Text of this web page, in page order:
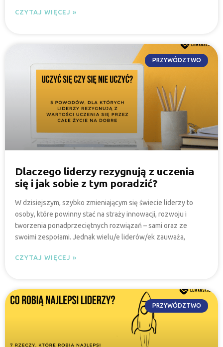
CZYTAJ WIĘCEJ »
PRZYWÓDZTWO
Dlaczego liderzy rezygnują z uczenia
się i jak sobie z tym poradzić?
W dzisiejszym, szybko zmieniającym się świecie liderzy to
osoby, które powinny stać na straży innowacji, rozwoju i
tworzenia ponadprzeciętnych rozwiązań – sami oraz ze
swoimi zespołami. Jednak wielu/e liderów/ek zauważa,
CZYTAJ WIĘCEJ »
PRZYWÓDZTWO